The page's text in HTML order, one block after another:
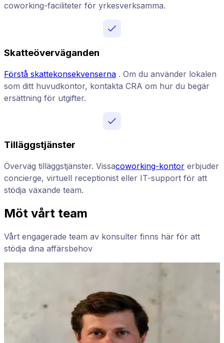
coworking-faciliteter för yrkesverksamma.
Skatteöverväganden
Förstå skattekonsekvenserna . Om du använder lokalen
som ditt huvudkontor, kontakta CRA om hur du begär
ersättning för utgifter.
Tilläggstjänster
Överväg tilläggstjänster. Vissacoworking-kontor erbjuder
concierge, virtuell receptionist eller IT-support för att
stödja växande team.
Möt vårt team
Vårt engagerade team av konsulter finns här för att
stödja dina affärsbehov